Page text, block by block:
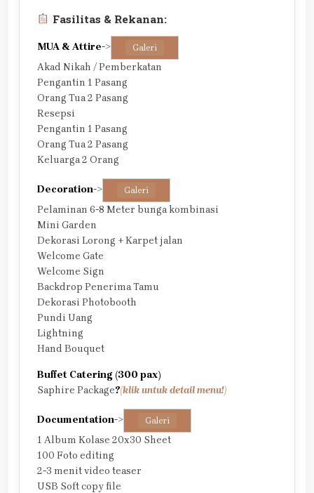
Fasilitas & Rekanan:
MUA & Attire-> Galeri
Akad Nikah / Pemberkatan
Pengantin 1 Pasang
Orang Tua 2 Pasang
Resepsi
Pengantin 1 Pasang
Orang Tua 2 Pasang
Keluarga 2 Orang
Decoration-> Galeri
Pelaminan 6-8 Meter bunga kombinasi
Mini Garden
Dekorasi Lorong + Karpet jalan
Welcome Gate
Welcome Sign
Backdrop Penerima Tamu
Dekorasi Photobooth
Pundi Uang
Lightning
Hand Bouquet
Buffet Catering (300 pax)
Saphire Package?(klik untuk detail menu!)
Documentation-> Galeri
1 Album Kolase 20x30 Sheet
100 Foto editing
2-3 menit video teaser
USB Soft copy file